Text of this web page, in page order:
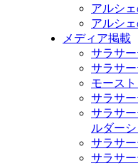
アルシ
アルシ
メディア掲載
サラサ
サラサ
モース
サラサ
サラサ
ルダーシ
サラサ
サラサ